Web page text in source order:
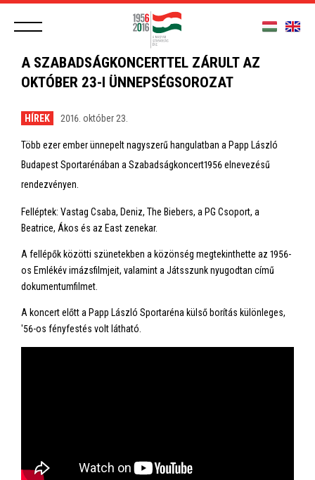
A SZABADSÁGKONCERTTEL ZÁRULT AZ
OKTÓBER 23-I ÜNNEPSÉGSOROZAT
HÍREK 2016. október 23.
Több ezer ember ünnepelt nagyszerű hangulatban a Papp László
Budapest Sportarénában a Szabadságkoncert1956 elnevezésű
rendezvényen.
Felléptek: Vastag Csaba, Deniz, The Biebers, a PG Csoport, a
Beatrice, Ákos és az East zenekar.
A fellépők közötti szünetekben a közönség megtekinthette az 1956-
os Emlékév imázsfilmjeit, valamint a Játsszunk nyugodtan című
dokumentumfilmet.
A koncert előtt a Papp László Sportaréna külső borítás különleges,
'56-os fényfestés volt látható.